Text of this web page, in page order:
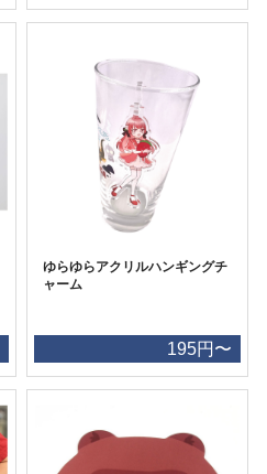
ゆらゆらアクリルハンギングチ
ャーム
195円〜